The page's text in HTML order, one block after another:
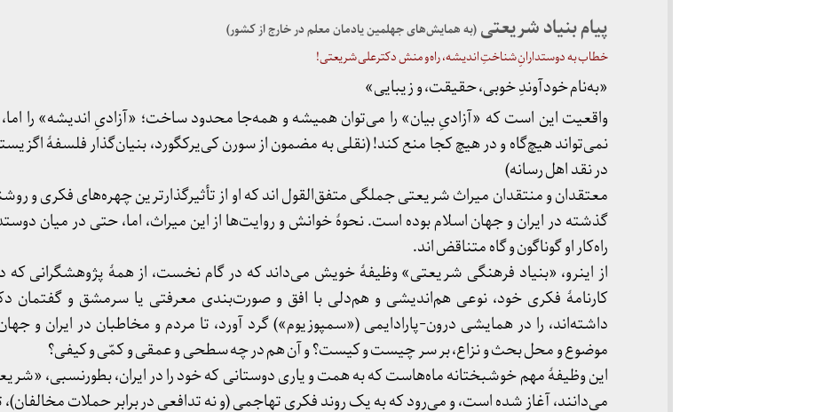
پیام بنیاد شریعتی(به همایش‌های جهلمین یادمان معلم در خارج از کشور)
خطاب به دوستدارانِ شناختِ اندیشه، راه و منش دکترعلی شریعتی!
«به‌نام خودآوندِ خوبی، حقیقت، و زیبایی»
واقعیت این است که «آزادیِ بیان» را می‌توان همیشه و همه‌جا محدود ساخت؛ «آزادیِ اندیشه» را
نمی‌تواند هیچ‌گاه و در هیچ کجا منع کند! (نقلی به مضمون از سورن کی‌یرکگورد، بنیان‌گذار فلسفهٔ
در نقد اهل رسانه)
معتقدان و منتقدان میراث شریعتی جملگی متفق‌القول اند که او از تأثیرگذارترین چهره‌های فکری و
گذشته در ایران و جهان اسلام بوده است. نحوهٔ خوانش و روایت‌ها از این میراث، اما، حتی در میان
راه‌کار او گوناگون و گاه متناقض اند.
از اینرو، «بنیاد فرهنگی شریعتی» وظیفهٔ خویش می‌داند که در گام نخست، از همهٔ پژوهشگرانی که
کارنامهٔ فکری خود، نوعی هم‌اندیشی و هم‌دلی با افق و صورت‌بندی معرفتی یا سرمشق و گفتمان
داشته‌اند، را در همایشی درون-پارادایمی («سمپوزیوم») گرد آورد، تا مردم و مخاطبان در ایران و
موضوع و محل بحث و نزاع، بر سر چیست و کیست؟ و آن هم در چه سطحی و عمقی و کمّی و کیفی؟
این وظیفهٔ مهم خوشبختانه ماه‌هاست که به همت و یاری دوستانی که خود را در ایران، بطورنسبی،
می‌دانند، آغاز شده است، و می‌رود که به یک روند فکری تهاجمی (و نه تدافعی در برابر حملات